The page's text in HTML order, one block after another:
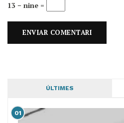
13 − nine =
ÚLTIMES
01